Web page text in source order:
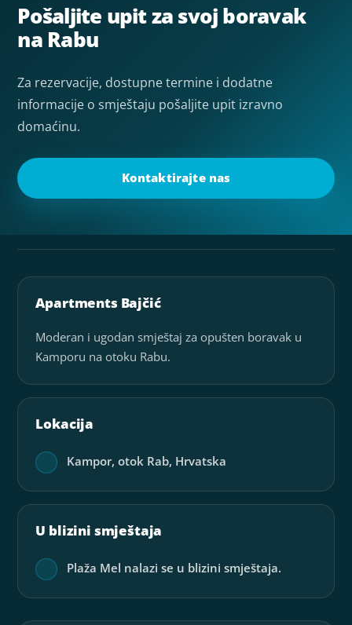
Pošaljite upit za svoj boravak
na Rabu
Za rezervacije, dostupne termine i dodatne
informacije o smještaju pošaljite upit izravno
domaćinu.
Kontaktirajte nas
Apartments Bajčić
Moderan i ugodan smještaj za opušten boravak u
Kamporu na otoku Rabu.
Lokacija
Kampor, otok Rab, Hrvatska
U blizini smještaja
Plaža Mel nalazi se u blizini smještaja.